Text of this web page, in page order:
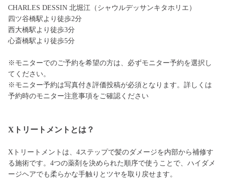
CHARLES DESSIN 北堀江（シャウルデッサンキタホリエ）
四ツ谷橋駅より徒歩2分
西大橋駅より徒歩3分
心斎橋駅より徒歩5分
※モニターでのご予約を希望の方は、必ずモニター予約を選択し
てください。
※モニター予約は写真付き評価投稿が必須となります。詳しくは
予約時のモニター注意事項をご確認ください
Xトリートメントとは？
Xトリートメントは、4ステップで髪のダメージを内部から補修す
る施術です。4つの薬剤を決められた順序で使うことで、ハイダメ
ージヘアでも柔らかな手触りとツヤを取り戻せます。